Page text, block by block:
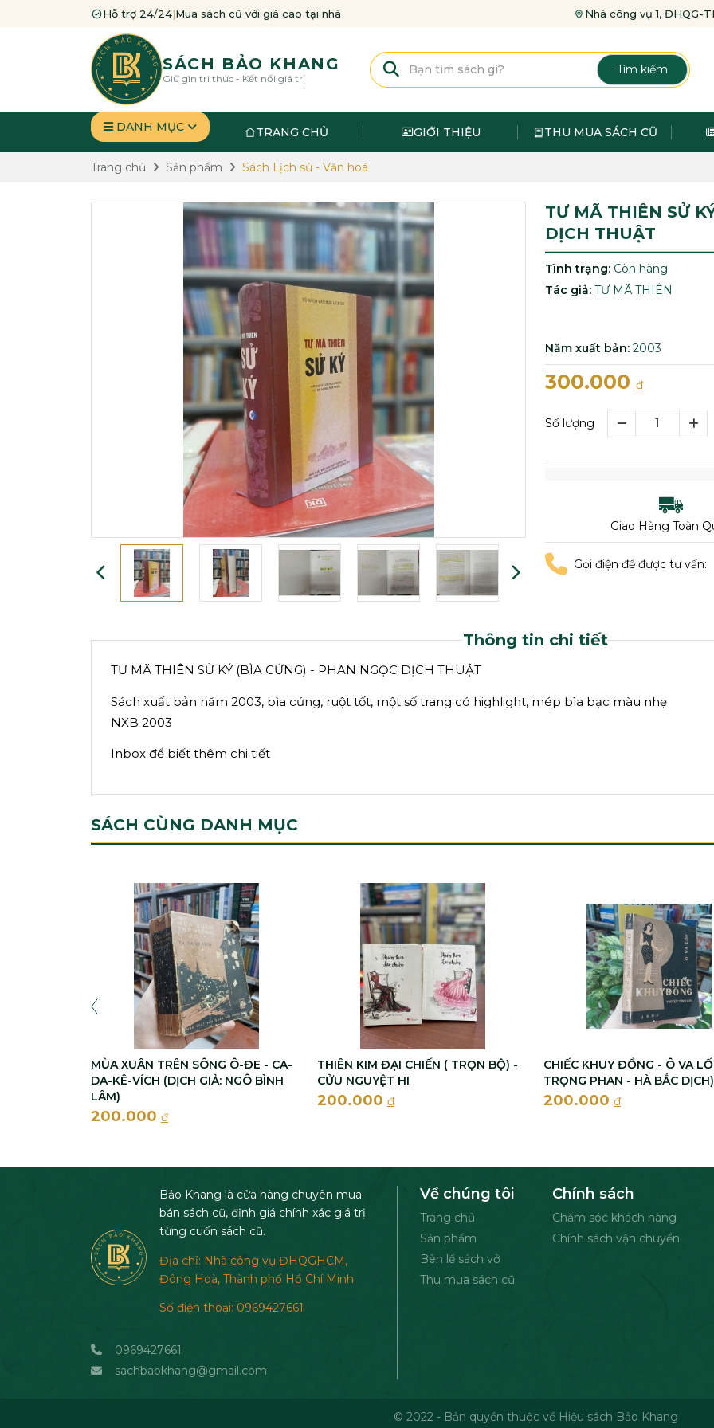
Hỗ trợ 24/24|Mua sách cũ với giá cao tại nhà Nhà công vụ 1, ĐHQG-
SÁCH BẢO KHANG
Giữ gìn tri thức - Kết nối giá trị
Tìm kiếm
DANH MỤC TRANG CHỦ GIỚI THIỆU THU MUA SÁCH CŨ
Trang chủ Sản phẩm Sách Lịch sử - Văn hoá
TƯ MÃ THIÊN SỬ
DỊCH THUẬT
Tình trạng: Còn hàng
Tác giả: TƯ MÃ THIÊN
Năm xuất bản: 2003
300.000 đ
Số lượng
Giao Hàng Toàn
Gọi điện để được tư vấn:
Thông tin chi tiết
TƯ MÃ THIÊN SỬ KÝ (BÌA CỨNG) - PHAN NGỌC DỊCH THUẬT
Sách xuất bản năm 2003, bìa cứng, ruột tốt, một số trang có highlight, mép bìa bạc màu nhẹ
NXB 2003
Inbox để biết thêm chi tiết
SÁCH CÙNG DANH MỤC
MÙA XUÂN TRÊN SÔNG Ô-ĐE - CA-
DA-KÊ-VÍCH (DỊCH GIẢ: NGÔ BÌNH
LÂM)
200.000 đ
THIÊN KIM ĐẠI CHIẾN ( TRỌN BỘ) -
CỬU NGUYỆT HI
200.000 đ
CHIẾC KHUY ĐỒNG - Ô VA
TRỌNG PHAN - HÀ BẮC DỊCH)
200.000 đ
Bảo Khang là cửa hàng chuyên mua
bán sách cũ, định giá chính xác giá trị
từng cuốn sách cũ.
Địa chỉ: Nhà công vụ ĐHQGHCM,
Đông Hoà, Thành phố Hồ Chí Minh
Số điện thoại: 0969427661
0969427661
sachbaokhang@gmail.com
Về chúng tôi
Trang chủ
Sản phẩm
Bên lề sách vở
Thu mua sách cũ
Chính sách
Chăm sóc khách hàng
Chính sách vận chuyển
© 2022 - Bản quyền thuộc về Hiệu sách Bảo Khang